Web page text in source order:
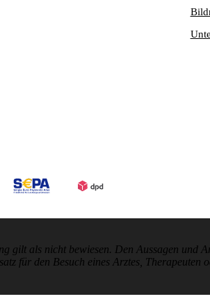
gilt als nicht bewiesen. Den Aussagen und
für den Besuch eines Arztes, Therapeuten